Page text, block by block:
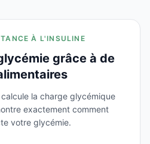
À L'INSULINE
grâce à de
la charge glycémique
exactement comment
votre glycémie.